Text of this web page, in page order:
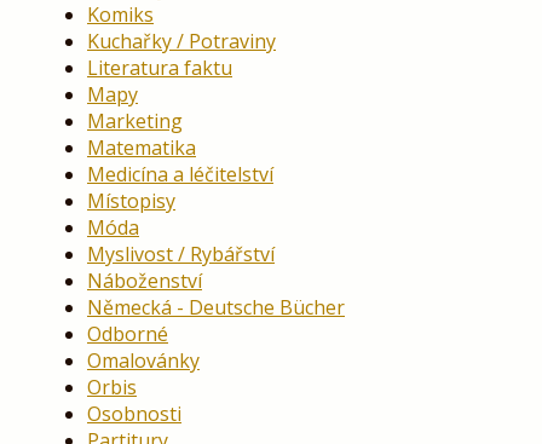
Komiks
Kuchařky / Potraviny
Literatura faktu
Mapy
Marketing
Matematika
Medicína a léčitelství
Místopisy
Móda
Myslivost / Rybářství
Náboženství
Německá - Deutsche Bücher
Odborné
Omalovánky
Orbis
Osobnosti